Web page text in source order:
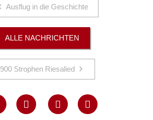
Ausflug in die Geschichte
ALLE NACHRICHTEN
900 Strophen Riesalied